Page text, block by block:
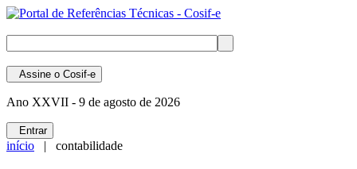
Assine o Cosif-e
Ano XXVII - 9 de agosto de 2026
Entrar
início | contabilidade